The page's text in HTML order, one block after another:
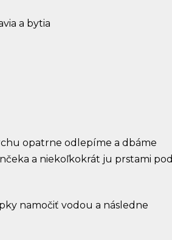
a bytia
opatrne odlepíme a dbáme
a niekoľkokrát ju prstami pod
namočiť vodou a následne